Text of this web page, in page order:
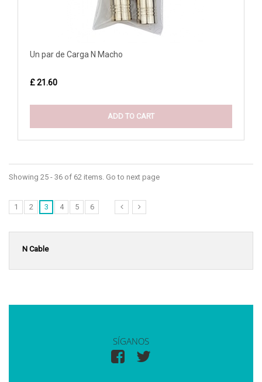
Un par de Carga N Macho
£ 21.60
ADD TO CART
Showing 25 - 36 of 62 items. Go to next page
1 2 3 4 5 6
N Cable
SÍGANOS